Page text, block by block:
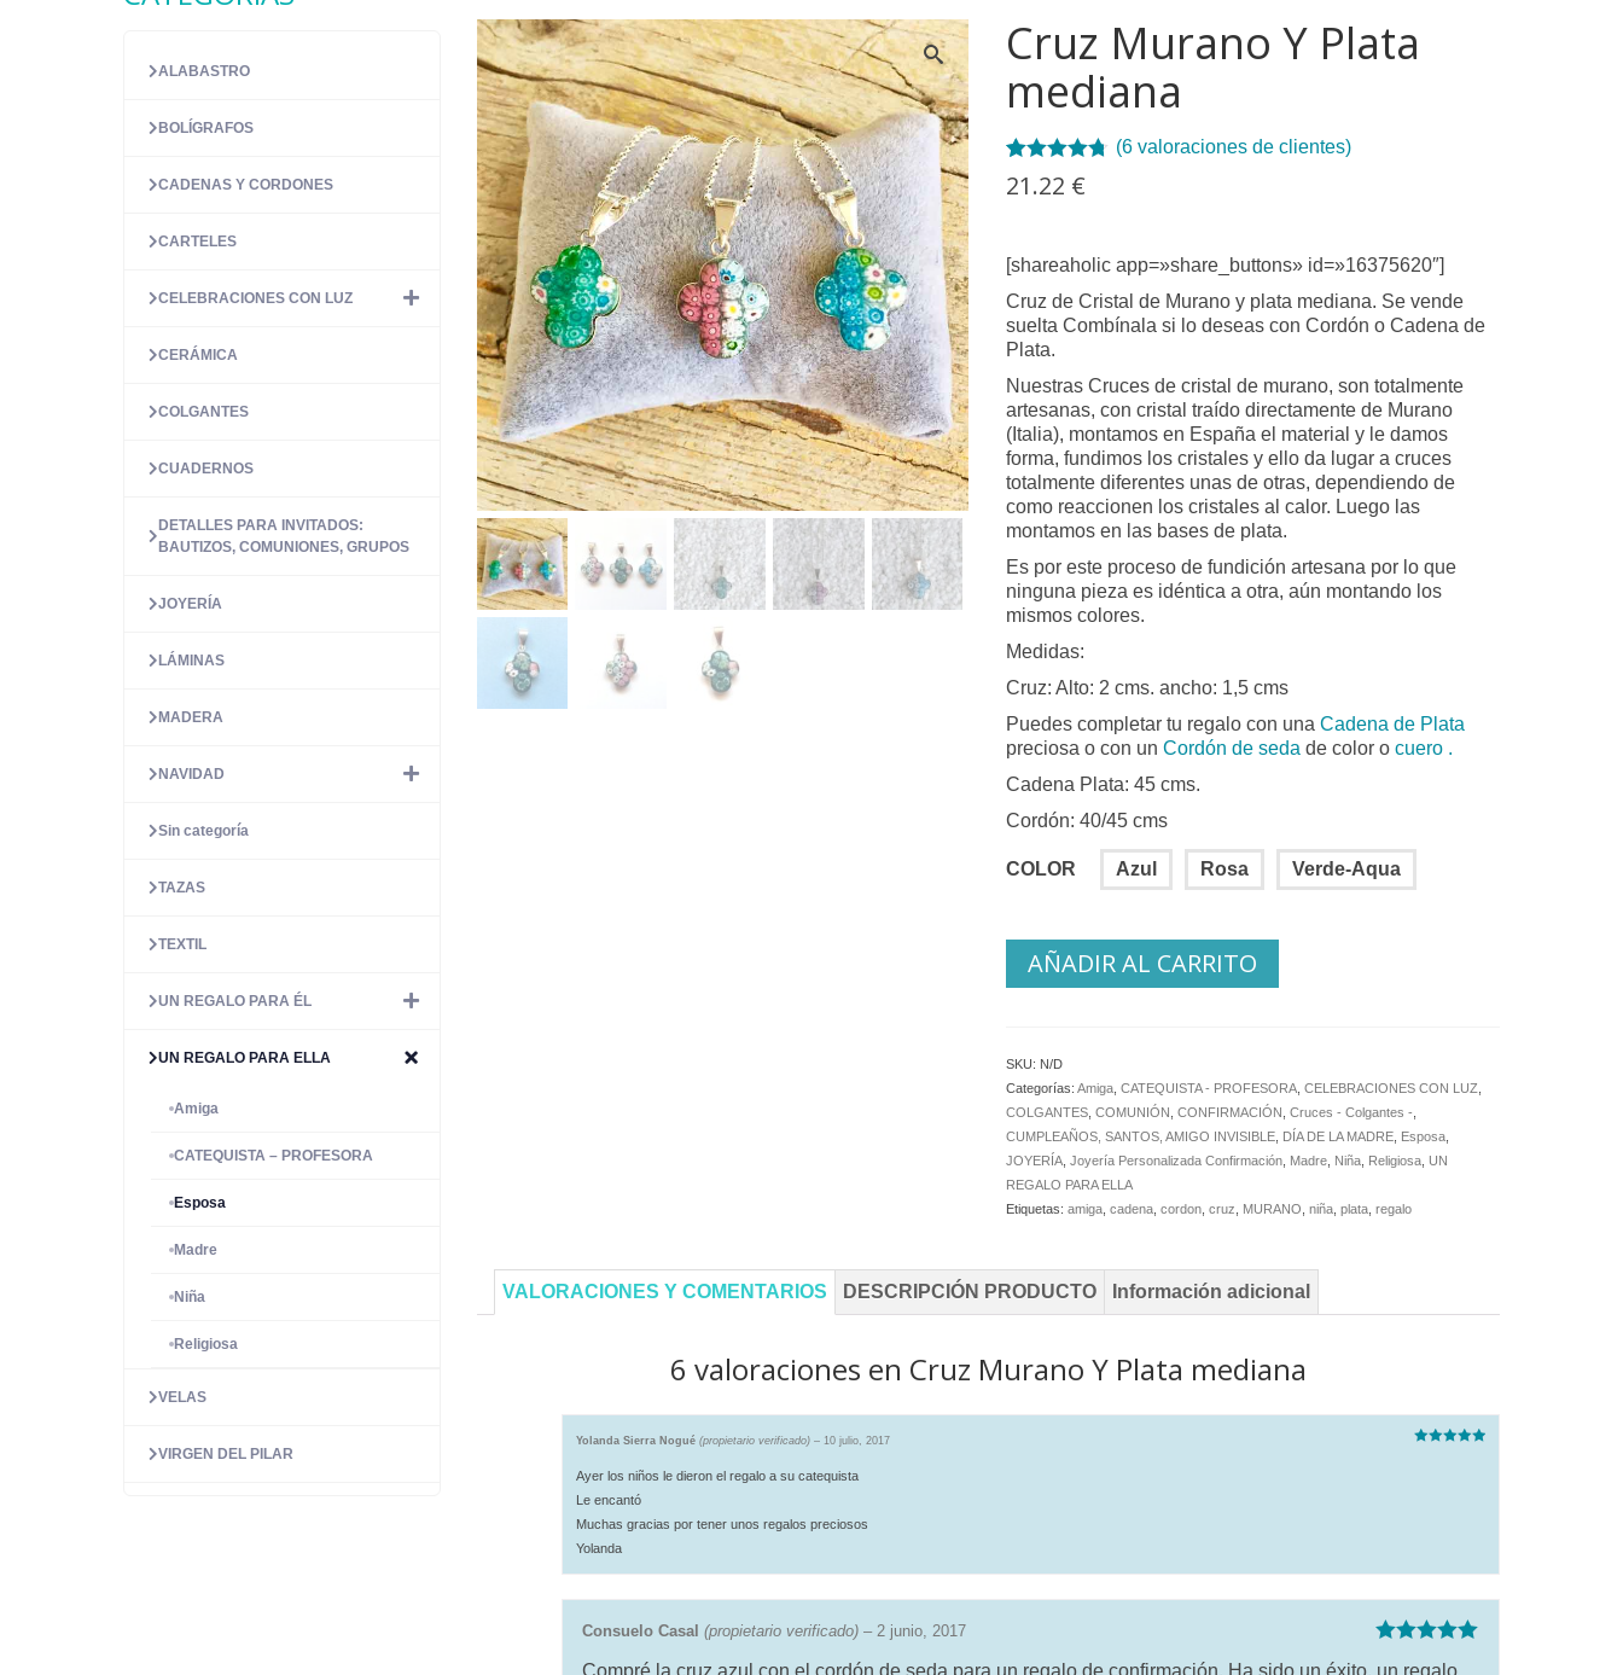
Cruz Murano Y Plata
mediana
Valorado
con4.67de
6
valoraciones
de clientes
(6valoraciones de clientes)
21.22 €
[shareaholic app=»share_buttons» id=»16375620″]
Cruz de Cristal de Murano y plata mediana. Se vende
suelta Combínala si lo deseas con Cordón o Cadena de
Plata.
Nuestras Cruces de cristal de murano, son totalmente
artesanas, con cristal traído directamente de Murano
(Italia), montamos en España el material y le damos
forma, fundimos los cristales y ello da lugar a cruces
totalmente diferentes unas de otras, dependiendo de
como reaccionen los cristales al calor. Luego las
montamos en las bases de plata.
Es por este proceso de fundición artesana por lo que
ninguna pieza es idéntica a otra, aún montando los
mismos colores.
Medidas:
Cruz: Alto: 2 cms. ancho: 1,5 cms
Puedes completar tu regalo con unaCadena de Plata
preciosa o con unCordón de sedade color ocuero .
Cadena Plata: 45 cms.
Cordón: 40/45 cms
COLOR Azul Rosa Verde-Aqua
AÑADIR AL CARRITO
SKU: N/D
Categorías:Amiga ,CATEQUISTA - PROFESORA ,CELEBRACIONES CON LUZ
COLGANTES ,COMUNIÓN ,CONFIRMACIÓN ,Cruces - Colgantes -
CUMPLEAÑOS, SANTOS, AMIGO INVISIBLE DÍA DE LA MADRE Esposa
JOYERÍA ,Joyería Personalizada Confirmación Madre Niña Religiosa UN
REGALO PARA ELLA
Etiquetas:amiga ,cadena ,cordon ,cruz MURANO ,niña ,plata ,regalo
VALORACIONES Y COMENTARIOS DESCRIPCIÓN PRODUCTO Información adicional
6 valoraciones en Cruz Murano Y Plata mediana
Yolanda Sierra Nogué (propietario verificado) – 10 julio, 2017
Ayer los niños le dieron el regalo a su catequista
Le encantó
Muchas gracias por tener unos regalos preciosos
Yolanda
Consuelo Casal (propietario verificado) – 2 junio, 2017
ALABASTRO
BOLÍGRAFOS
CADENAS Y CORDONES
CARTELES
CELEBRACIONES CON LUZ
CERÁMICA
COLGANTES
CUADERNOS
DETALLES PARA INVITADOS:
BAUTIZOS, COMUNIONES, GRUPOS
JOYERÍA
LÁMINAS
MADERA
NAVIDAD
Sin categoría
TAZAS
TEXTIL
UN REGALO PARA ÉL
UN REGALO PARA ELLA
Amiga
CATEQUISTA – PROFESORA
Esposa
Madre
Niña
Religiosa
VELAS
VIRGEN DEL PILAR